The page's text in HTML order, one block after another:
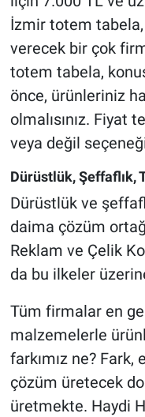
İzmir totem tabela,
verecek bir çok
totem tabela,
önce, ürünleriniz
olmalısınız. Fiyat
veya değil
Dürüstlük, Şeffaflık,
Dürüstlük ve
daima çözüm
Reklam ve Çelik
da bu ilkeler
Tüm firmalar en
malzemelerle
farkımız ne?
çözüm üretecek
üretmekte. Haydi